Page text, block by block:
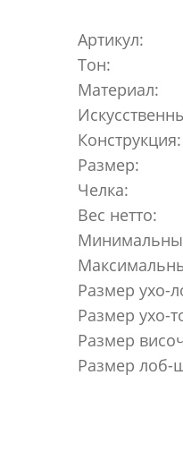
Артикул:
Тон:
Материал:
Конструкция:
Размер:
Челка:
Вес нетто:
Размер ухо-
Размер ухо-
Размер
Размер лоб-